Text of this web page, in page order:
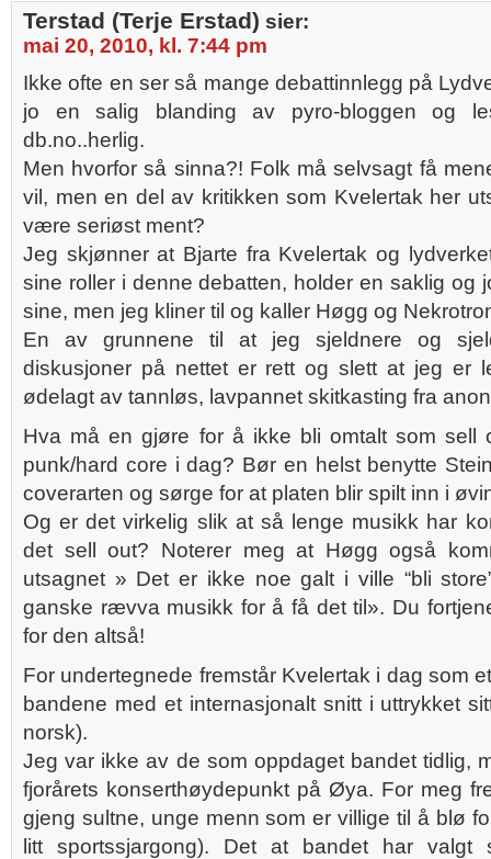
Terstad (Terje Erstad) sier:
mai 20, 2010, kl. 7:44 pm
Ikke ofte en ser så mange debattinnlegg på
jo en salig blanding av pyro-bloggen og
db.no..herlig.
Men hvorfor så sinna?! Folk må selvsagt få
vil, men en del av kritikken som Kvelertak her
være seriøst ment?
Jeg skjønner at Bjarte fra Kvelertak og
sine roller i denne debatten, holder en saklig og
sine, men jeg kliner til og kaller Høgg og
En av grunnene til at jeg sjeldnere og
diskusjoner på nettet er rett og slett at jeg er
ødelagt av tannløs, lavpannet skitkasting fra
Hva må en gjøre for å ikke bli omtalt som sell
punk/hard core i dag? Bør en helst benytte
coverarten og sørge for at platen blir spilt inn i
Og er det virkelig slik at så lenge musikk har
det sell out? Noterer meg at Høgg også
utsagnet » Det er ikke noe galt i ville “bli
ganske rævva musikk for å få det til». Du
for den altså!
For undertegnede fremstår Kvelertak i dag som
bandene med et internasjonalt snitt i uttrykket
norsk).
Jeg var ikke av de som oppdaget bandet tidlig,
fjorårets konserthøydepunkt på Øya. For meg
gjeng sultne, unge menn som er villige til å blø
litt sportssjargong). Det at bandet har valgt